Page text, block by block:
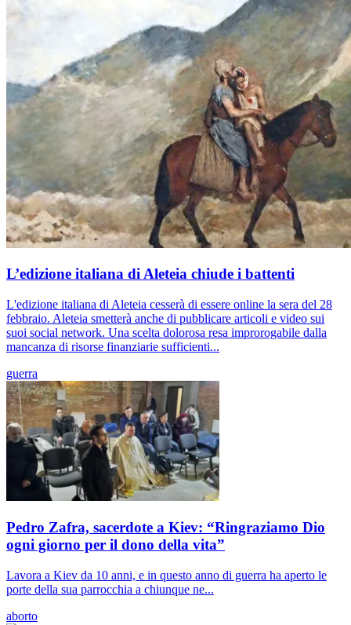
L’edizione italiana di Aleteia chiude i battenti
L'edizione italiana di Aleteia cesserà di essere online la sera del 28
febbraio. Aleteia smetterà anche di pubblicare articoli e video sui
suoi social network. Una scelta dolorosa resa improrogabile dalla
mancanza di risorse finanziarie sufficienti...
guerra
Pedro Zafra, sacerdote a Kiev: “Ringraziamo Dio
ogni giorno per il dono della vita”
Lavora a Kiev da 10 anni, e in questo anno di guerra ha aperto le
porte della sua parrocchia a chiunque ne...
aborto